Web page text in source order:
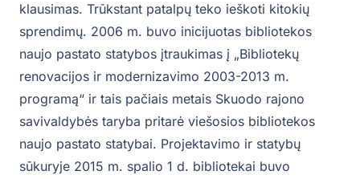
klausimas. Trūkstant patalpų teko ieškoti kitokių
sprendimų. 2006 m. buvo inicijuotas bibliotekos
naujo pastato statybos įtraukimas į „Bibliotekų
renovacijos ir modernizavimo 2003-2013 m.
programą“ ir tais pačiais metais Skuodo rajono
savivaldybės taryba pritarė viešosios bibliotekos
naujo pastato statybai. Projektavimo ir statybų
sūkuryje 2015 m. spalio 1 d. bibliotekai buvo